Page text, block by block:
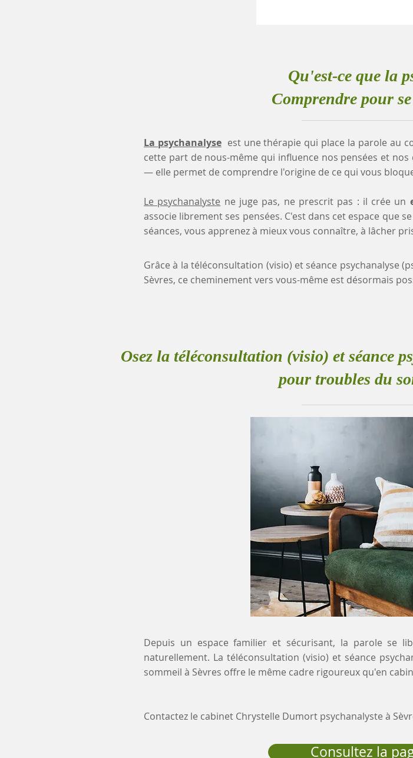
Qu'est-ce que la
Comprendre pour
La psychanalyse est une thérapie qui place la parole au
cette part de nous-même qui influence nos pensées et
— elle permet de comprendre l'origine de ce qui vous
Le psychanalyste ne juge pas, ne prescrit pas : il crée un
associe librement ses pensées. C'est dans cet espace que
séances, vous apprenez à mieux vous connaître, à lâcher
Grâce à la téléconsultation (visio) et séance psychanalyse
Sèvres, ce cheminement vers vous-même est désormais
Osez la téléconsultation (visio) et séance
pour troubles du
Depuis un espace familier et sécurisant, la parole se
naturellement. La téléconsultation (visio) et séance
sommeil à Sèvres offre le même cadre rigoureux qu'en
Contactez le cabinet Chrystelle Dumort psychanalyste à
Consultez la